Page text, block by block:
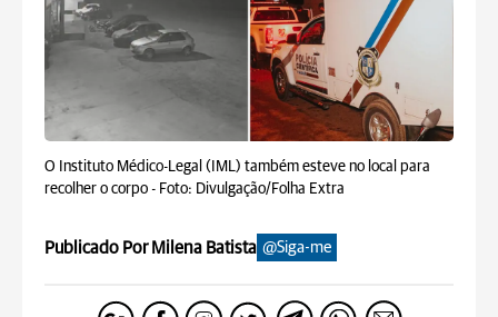
O Instituto Médico-Legal (IML) também esteve no local para
recolher o corpo - Foto: Divulgação/Folha Extra
Publicado Por Milena Batista @Siga-me